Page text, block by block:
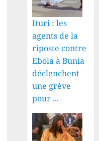
Ituri : les
agents de la
riposte contre
Ebola à Bunia
déclenchent
une grève
pour ...